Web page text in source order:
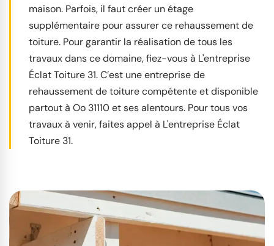
maison. Parfois, il faut créer un étage
supplémentaire pour assurer ce rehaussement de
toiture. Pour garantir la réalisation de tous les
travaux dans ce domaine, fiez-vous à L'entreprise
Éclat Toiture 31. C’est une entreprise de
rehaussement de toiture compétente et disponible
partout à Oo 31110 et ses alentours. Pour tous vos
travaux à venir, faites appel à L'entreprise Éclat
Toiture 31.